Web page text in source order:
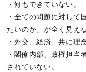
・何もできていない。
・全ての問題に対して
たいのか」が全く見え
・外交、経済、共に理
・閣僚内部、政権担当
されていない。